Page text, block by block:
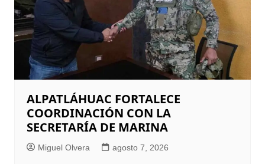
ALPATLÁHUAC FORTALECE
COORDINACIÓN CON LA
SECRETARÍA DE MARINA
Miguel Olvera agosto 7, 2026